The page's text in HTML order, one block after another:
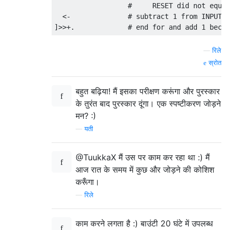
#     RESET did not
  <-              # subtract 1 from INPUT
—रिले
स्रोत
बहुत बढ़िया! मैं इसका परीक्षण करूंगा और पुरस्कार
के तुरंत बाद पुरस्कार दूंगा। एक स्पष्टीकरण जोड़ने
मन? :)
—यती
@TuukkaX मैं उस पर काम कर रहा था :) मैं
आज रात के समय में कुछ और जोड़ने की कोशिश
करूँगा।
—रिले
काम करने लगता है :) बाउंटी 20 घंटे में उपलब्ध